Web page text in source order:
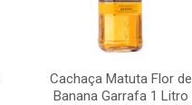
Cachaça Matuta Flor de
Banana Garrafa 1 Litro